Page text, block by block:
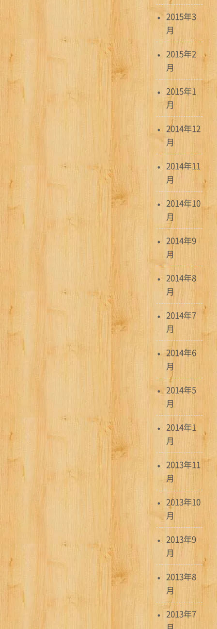
2015年3
月
2015年2
月
2015年1
月
2014年12
月
2014年11
月
2014年10
月
2014年9
月
2014年8
月
2014年7
月
2014年6
月
2014年5
月
2014年1
月
2013年11
月
2013年10
月
2013年9
月
2013年8
月
2013年7